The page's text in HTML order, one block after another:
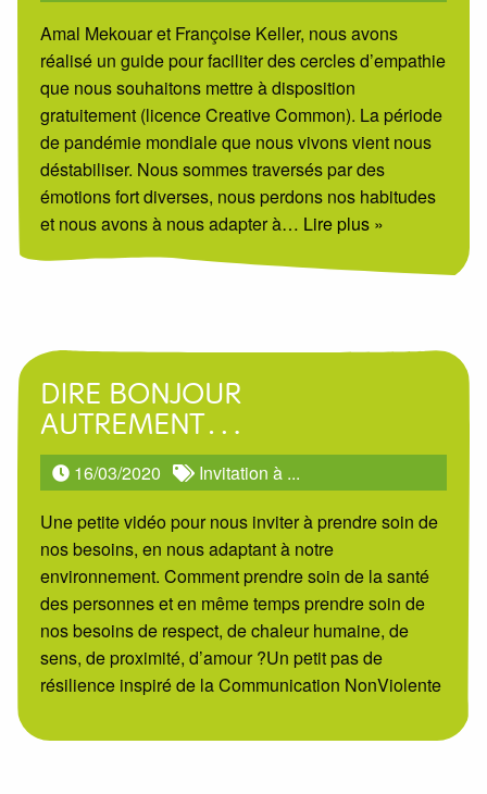
Amal Mekouar et Françoise Keller, nous avons
réalisé un guide pour faciliter des cercles d’empathie
que nous souhaitons mettre à disposition
gratuitement (licence Creative Common). La période
de pandémie mondiale que nous vivons vient nous
déstabiliser. Nous sommes traversés par des
émotions fort diverses, nous perdons nos habitudes
et nous avons à nous adapter à… Lire plus »
DIRE BONJOUR
AUTREMENT…
16/03/2020
Invitation à ...
Une petite vidéo pour nous inviter à prendre soin de
nos besoins, en nous adaptant à notre
environnement. Comment prendre soin de la santé
des personnes et en même temps prendre soin de
nos besoins de respect, de chaleur humaine, de
sens, de proximité, d’amour ?Un petit pas de
résilience inspiré de la Communication NonViolente